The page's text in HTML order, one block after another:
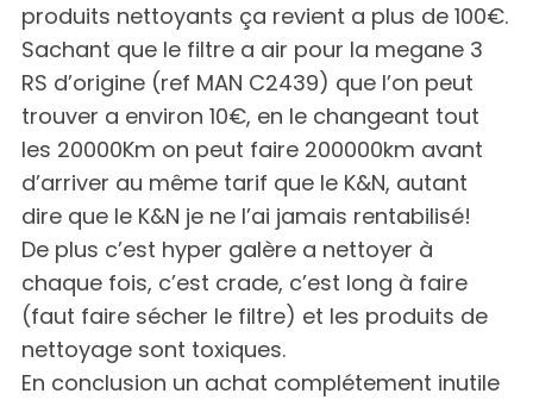
produits nettoyants ça revient a plus de 100€.
Sachant que le filtre a air pour la megane 3
RS d’origine (ref MAN C2439) que l’on peut
trouver a environ 10€, en le changeant tout
les 20000Km on peut faire 200000km avant
d’arriver au même tarif que le K&N, autant
dire que le K&N je ne l’ai jamais rentabilisé!
De plus c’est hyper galère a nettoyer à
chaque fois, c’est crade, c’est long à faire
(faut faire sécher le filtre) et les produits de
nettoyage sont toxiques.
En conclusion un achat complétement inutile